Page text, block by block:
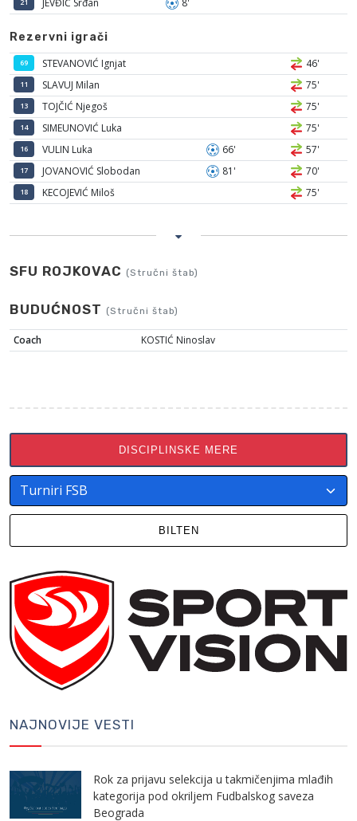
21 JEVĐIĆ Srđan 8'
Rezervni igrači
69 STEVANOVIĆ Ignjat 46'
11 SLAVUJ Milan 75'
13 TOJČIĆ Njegoš 75'
14 SIMEUNOVIĆ Luka 75'
16 VULIN Luka 66' 57'
17 JOVANOVIĆ Slobodan 81' 70'
18 KECOJEVIĆ Miloš 75'
SFU ROJKOVAC (Stručni štab)
BUDUĆNOST (Stručni štab)
Coach KOSTIĆ Ninoslav
DISCIPLINSKE MERE
BILTEN
NAJNOVIJE VESTI
Rok za prijavu selekcija u takmičenjima mlađih
kategorija pod okriljem Fudbalskog saveza
Beograda